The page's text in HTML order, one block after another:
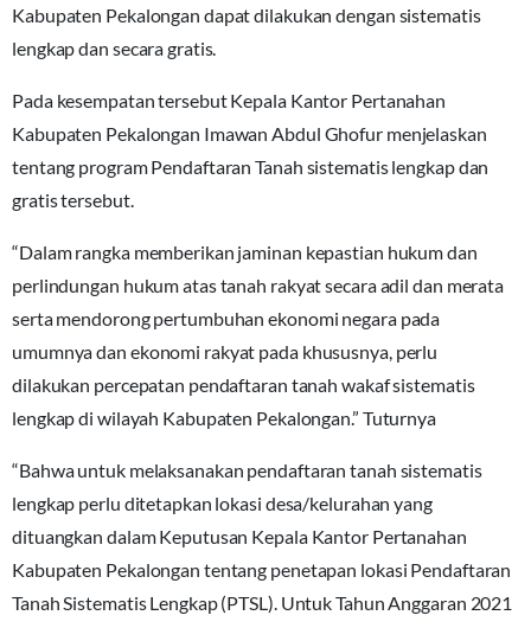
Kabupaten Pekalongan dapat dilakukan dengan sistematis
lengkap dan secara gratis.
Pada kesempatan tersebut Kepala Kantor Pertanahan
Kabupaten Pekalongan Imawan Abdul Ghofur menjelaskan
tentang program Pendaftaran Tanah sistematis lengkap dan
gratis tersebut.
“Dalam rangka memberikan jaminan kepastian hukum dan
perlindungan hukum atas tanah rakyat secara adil dan merata
serta mendorong pertumbuhan ekonomi negara pada
umumnya dan ekonomi rakyat pada khususnya, perlu
dilakukan percepatan pendaftaran tanah wakaf sistematis
lengkap di wilayah Kabupaten Pekalongan.” Tuturnya
“Bahwa untuk melaksanakan pendaftaran tanah sistematis
lengkap perlu ditetapkan lokasi desa/kelurahan yang
dituangkan dalam Keputusan Kepala Kantor Pertanahan
Kabupaten Pekalongan tentang penetapan lokasi Pendaftaran
Tanah Sistematis Lengkap (PTSL). Untuk Tahun Anggaran 2021